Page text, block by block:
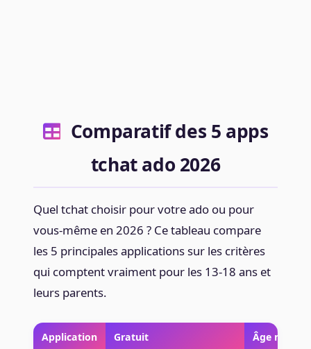
Comparatif des 5 apps
tchat ado 2026
Quel tchat choisir pour votre ado ou pour
vous-même en 2026 ? Ce tableau compare
les 5 principales applications sur les critères
qui comptent vraiment pour les 13-18 ans et
leurs parents.
Application Gratuit Âge